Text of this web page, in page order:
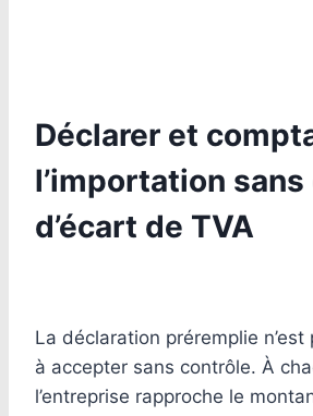
Déclarer et
l’importation
d’écart de TVA
La déclaration préremplie
à accepter sans contrôle. À
l’entreprise rapproche le